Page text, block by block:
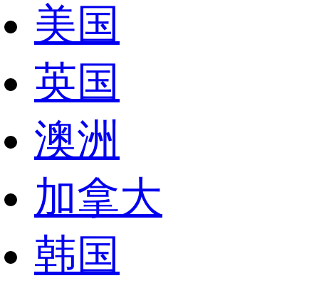
美国
英国
澳洲
加拿大
韩国